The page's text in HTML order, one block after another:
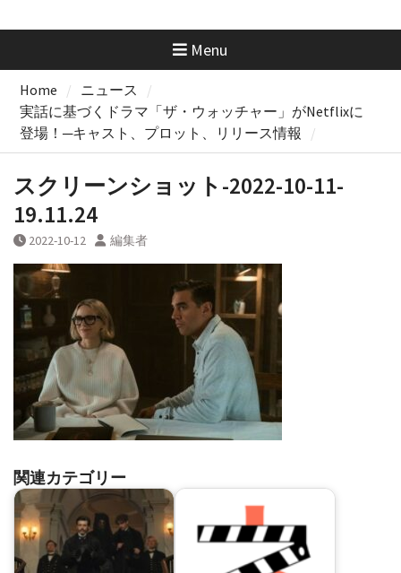
Menu
Home
ニュース
実話に基づくドラマ「ザ・ウォッチャー」がNetflixに
登場！─キャスト、プロット、リリース情報
スクリーンショット-2022-10-11-
19.11.24
2022-10-12 編集者
関連カテゴリー